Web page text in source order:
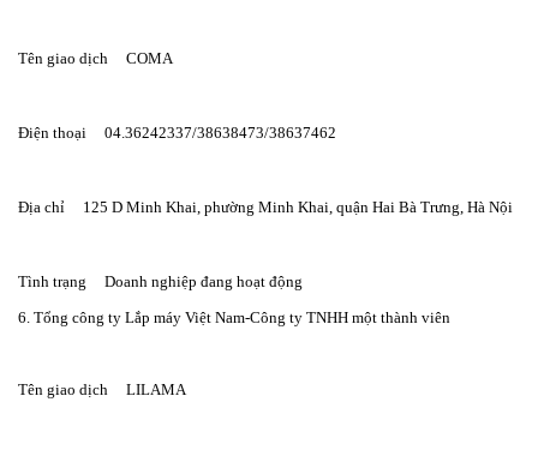
Tên giao dịch     COMA
Điện thoại     04.36242337/38638473/38637462
Địa chỉ     125 D Minh Khai, phường Minh Khai, quận Hai Bà Trưng, Hà Nội
Tình trạng     Doanh nghiệp đang hoạt động
6. Tổng công ty Lắp máy Việt Nam-Công ty TNHH một thành viên
Tên giao dịch     LILAMA